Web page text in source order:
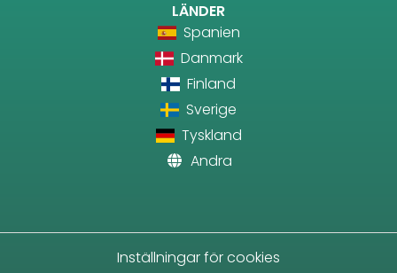
LÄNDER
Spanien
Danmark
Finland
Sverige
Tyskland
Andra
Inställningar för cookies